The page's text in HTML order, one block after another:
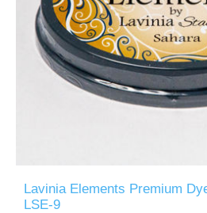
Lavinia Elements Premium
LSE-9